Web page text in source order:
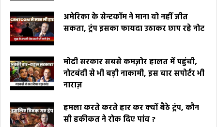
अमेरिका के सेन्टकॉम ने माना वो नहीं जीत
सकता, ट्रंप इसका फायदा उठाकर छाप रहे नोट
मोदी सरकार सबसे कमज़ोर हालत में पहुंची,
नोटबंदी से भी बड़ी नाकामी, इस बार सपोर्टर भी
नाराज़
हमला करते करते हार कर क्यों बैठे ट्रंप, कौन
सी हकीकत ने रोक दिए पांव ?